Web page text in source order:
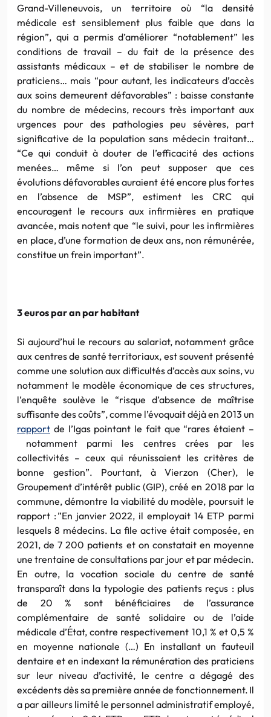
Grand-Villeneuvois, un territoire où “la densité
médicale est sensiblement plus faible que dans la
région”, qui a permis d’améliorer “notablement” les
conditions de travail – du fait de la présence des
assistants médicaux – et de stabiliser le nombre de
praticiens… mais “pour autant, les indicateurs d’accès
aux soins demeurent défavorables” : baisse constante
du nombre de médecins, recours très important aux
urgences pour des pathologies peu sévères, part
significative de la population sans médecin traitant…
“Ce qui conduit à douter de l’efficacité des actions
menées… même si l’on peut supposer que ces
évolutions défavorables auraient été encore plus fortes
en l’absence de MSP”, estiment les CRC qui
encouragent le recours aux infirmières en pratique
avancée, mais notent que “le suivi, pour les infirmières
en place, d’une formation de deux ans, non rémunérée,
constitue un frein important”.
3 euros par an par habitant
Si aujourd’hui le recours au salariat, notamment grâce
aux centres de santé territoriaux, est souvent présenté
comme une solution aux difficultés d’accès aux soins, vu
notamment le modèle économique de ces structures,
l’enquête soulève le “risque d’absence de maîtrise
suffisante des coûts”, comme l’évoquait déjà en 2013 un
rapport de l’Igas pointant le fait que “rares étaient –
notamment parmi les centres crées par les
collectivités – ceux qui réunissaient les critères de
bonne gestion”. Pourtant, à Vierzon (Cher), le
Groupement d’intérêt public (GIP), créé en 2018 par la
commune, démontre la viabilité du modèle, poursuit le
rapport : ”En janvier 2022, il employait 14 ETP parmi
lesquels 8 médecins. La file active était composée, en
2021, de 7 200 patients et on constatait en moyenne
une trentaine de consultations par jour et par médecin.
En outre, la vocation sociale du centre de santé
transparaît dans la typologie des patients reçus : plus
de 20 % sont bénéficiaires de l’assurance
complémentaire de santé solidaire ou de l’aide
médicale d’État, contre respectivement 10,1 % et 0,5 %
en moyenne nationale (…) En installant un fauteuil
dentaire et en indexant la rémunération des praticiens
sur leur niveau d’activité, le centre a dégagé des
excédents dès sa première année de fonctionnement. Il
a par ailleurs limité le personnel administratif employé,